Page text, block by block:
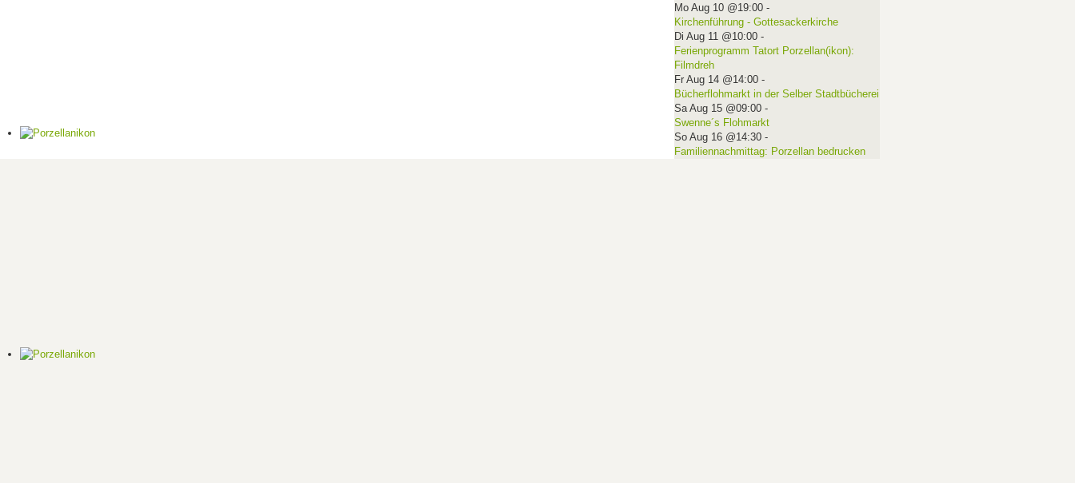
Mo Aug 10 @19:00-
Kirchenführung - Gottesackerkirche
Di Aug 11 @10:00-
Ferienprogramm Tatort Porzellan(ikon):
Filmdreh
Fr Aug 14 @14:00-
Bücherflohmarkt in der Selber Stadtbücherei
Sa Aug 15 @09:00-
Swenne´s Flohmarkt
So Aug 16 @14:30-
Familiennachmittag: Porzellan bedrucken